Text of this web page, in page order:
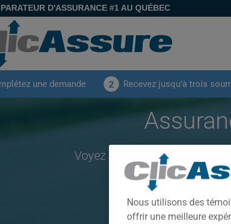
D'ASSURANCE #1 AU QUÉBEC
une demande 2 Recevez jusqu'à trois
Voyez les primes payées par
CLIQUEZ ICI
Nous utilisons des
offrir une meilleure